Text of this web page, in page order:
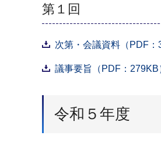
第１回
次第・会議資料（PDF：
議事要旨（PDF：279KB
令和５年度